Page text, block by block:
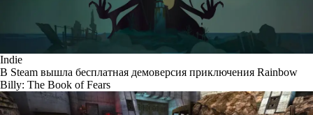
Indie
В Steam вышла бесплатная демоверсия приключения Rainbow
Billy: The Book of Fears